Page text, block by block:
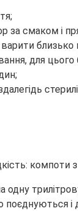
за смаком і
близько
для
одну